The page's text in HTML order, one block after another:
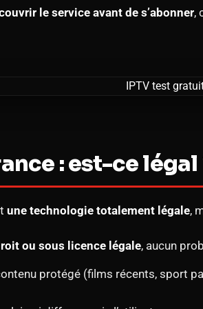
le service avant de s’abonner,
: est-ce légal
une technologie totalement légale,
ou sous licence légale, aucun
protégé (films récents, sport